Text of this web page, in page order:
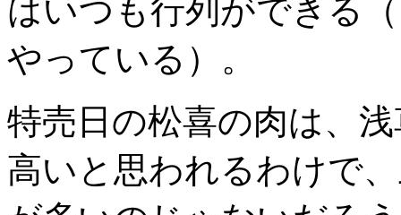
はいつも行列ができる
やっている）。
特売日の松喜の肉は、
高いと思われるわけで